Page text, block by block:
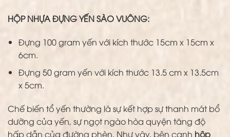
HỘP NHỰA ĐỰNG YẾN SÀO VUÔNG:
Đựng 100 gram yến với kích thước 15cm x 15cm x
6cm.
Đựng 50 gram yến với kích thước 13.5 cm x 13.5cm
x 5cm.
Chế biến tổ yến thường là sự kết hợp sự thanh mát bổ
dưỡng của yến, sự ngọt ngào hòa quyện tăng độ
hấp dẫn của đường phèn. Như vậy, bên cạnh hộp